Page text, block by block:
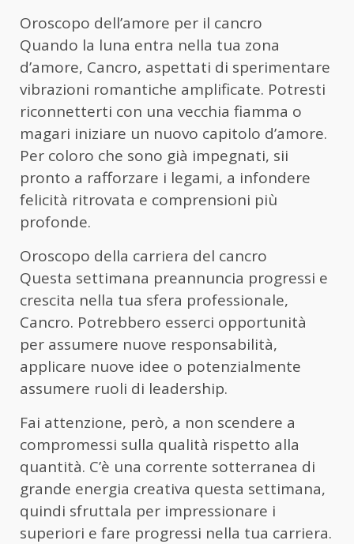
Oroscopo dell’amore per il cancro
Quando la luna entra nella tua zona
d’amore, Cancro, aspettati di sperimentare
vibrazioni romantiche amplificate. Potresti
riconnetterti con una vecchia fiamma o
magari iniziare un nuovo capitolo d’amore.
Per coloro che sono già impegnati, sii
pronto a rafforzare i legami, a infondere
felicità ritrovata e comprensioni più
profonde.
Oroscopo della carriera del cancro
Questa settimana preannuncia progressi e
crescita nella tua sfera professionale,
Cancro. Potrebbero esserci opportunità
per assumere nuove responsabilità,
applicare nuove idee o potenzialmente
assumere ruoli di leadership.
Fai attenzione, però, a non scendere a
compromessi sulla qualità rispetto alla
quantità. C’è una corrente sotterranea di
grande energia creativa questa settimana,
quindi sfruttala per impressionare i
superiori e fare progressi nella tua carriera.